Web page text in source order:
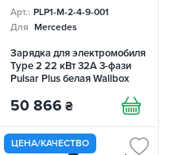
Арт.: PLP1-M-2-4-9-001
Для Mercedes
Зарядка для электромобиля
Type 2 22 кВт 32А 3-фази
Pulsar Plus белая Wallbox
50 866 ₴
ЦЕНА/КАЧЕСТВО